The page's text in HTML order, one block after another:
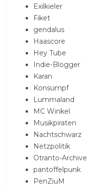
Exilkieler
Fiket
gendalus
Haascore
Hey Tube
Indie-Blogger
Karan
Konsumpf
Lummaland
MC Winkel
Musikpiraten
Nachtschwarz
Netzpolitik
Otranto-Archive
pantoffelpunk
PenZiuM